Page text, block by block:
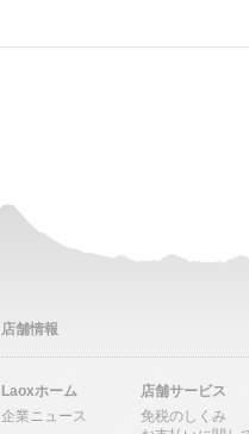
店舗情報
Laoxホーム
企業ニュース
店舗サービス
免税のしくみ